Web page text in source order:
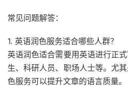
常见问题解答：
1. 英语润色服务适合哪些人群？
英语润色适合需要用英语进行正
生、科研人员、职场人士等。尤
色服务可以提升文章的语言质量。